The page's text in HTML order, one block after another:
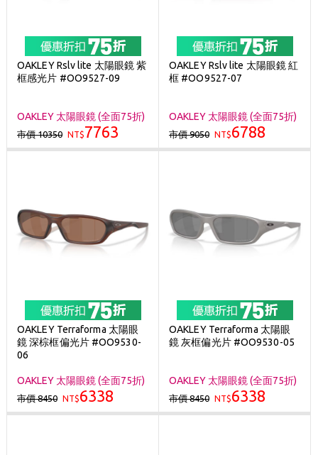
OAKLEY Rslv lite 太陽眼鏡 紫
框感光片 #OO9527-09
OAKLEY 太陽眼鏡 (全面75折)
市價 10350 NT$7763
OAKLEY Rslv lite 太陽眼鏡 紅
框 #OO9527-07
OAKLEY 太陽眼鏡 (全面75折)
市價 9050 NT$6788
OAKLEY Terraforma 太陽眼
鏡 深棕框偏光片 #OO9530-
06
OAKLEY 太陽眼鏡 (全面75折)
市價 8450 NT$6338
OAKLEY Terraforma 太陽眼
鏡 灰框偏光片 #OO9530-05
OAKLEY 太陽眼鏡 (全面75折)
市價 8450 NT$6338